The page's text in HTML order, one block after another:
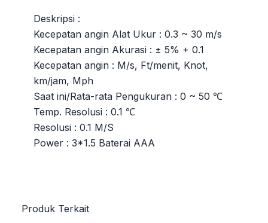
Deskripsi :
Kecepatan angin Alat Ukur : 0.3 ~ 30 m/s
Kecepatan angin Akurasi : ± 5% + 0.1
Kecepatan angin : M/s, Ft/menit, Knot,
km/jam, Mph
Saat ini/Rata-rata Pengukuran : 0 ~ 50 ℃
Temp. Resolusi : 0.1 ℃
Resolusi : 0.1 M/S
Power : 3*1.5 Baterai AAA
Produk Terkait